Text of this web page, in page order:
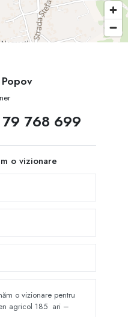
768 699
o vizionare